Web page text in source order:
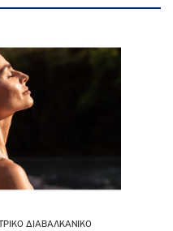
ΔΙΑΒΑΛΚΑΝΙΚΟ